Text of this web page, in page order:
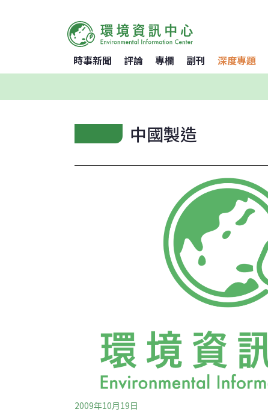
時事新聞 評論 專欄 副刊 深度專題
中國製造
2009年10月19日